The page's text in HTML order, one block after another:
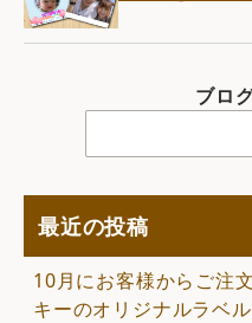
ブロ
最近の投稿
10月にお客様からご注
キーのオリジナルラベ